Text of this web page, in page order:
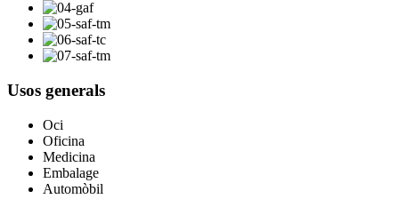
Usos generals
Oci
Oficina
Medicina
Embalage
Automòbil